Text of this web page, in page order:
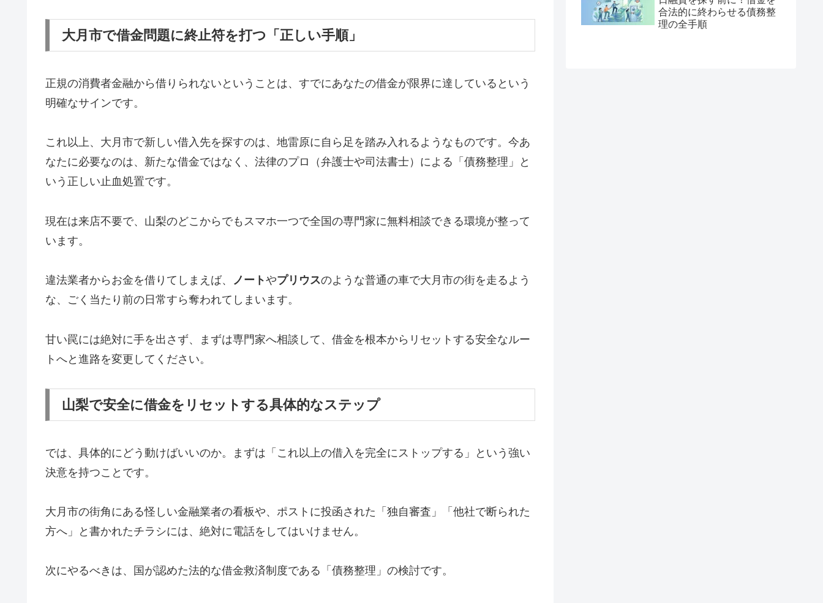
大月市で借金問題に終止符を打つ「正しい手順」
正規の消費者金融から借りられないということは、すでにあなたの借金が限界に達しているという
明確なサインです。
これ以上、大月市で新しい借入先を探すのは、地雷原に自ら足を踏み入れるようなものです。今あ
なたに必要なのは、新たな借金ではなく、法律のプロ（弁護士や司法書士）による「債務整理」と
いう正しい止血処置です。
現在は来店不要で、山梨のどこからでもスマホ一つで全国の専門家に無料相談できる環境が整って
います。
違法業者からお金を借りてしまえば、 ノートやプリウスのような普通の車で大月市の街を走るよう
な、ごく当たり前の日常すら奪われてしまいます。
甘い罠には絶対に手を出さず、まずは専門家へ相談して、借金を根本からリセットする安全なルー
トへと進路を変更してください。
山梨で安全に借金をリセットする具体的なステップ
では、具体的にどう動けばいいのか。まずは「これ以上の借入を完全にストップする」という強い
決意を持つことです。
大月市の街角にある怪しい金融業者の看板や、ポストに投函された「独自審査」「他社で断られた
方へ」と書かれたチラシには、絶対に電話をしてはいけません。
次にやるべきは、国が認めた法的な借金救済制度である「債務整理」の検討です。
合法的に終わらせる債務整
理の全手順